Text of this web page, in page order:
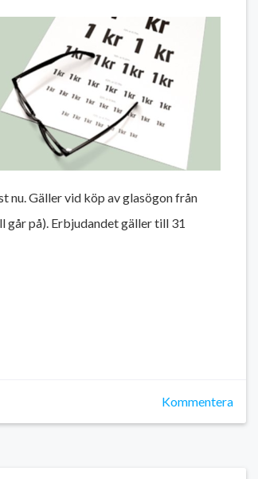
nu. Gäller vid köp av glasögon från
går på). Erbjudandet gäller till 31
Kommentera